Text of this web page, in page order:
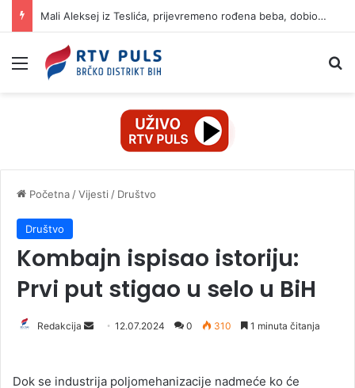
Mali Aleksej iz Teslića, prijevremeno rođena beba, dobio životnu bitku na UKC-u Srpske
Izbornik
Početna /Vijesti / Društvo
Društvo
Kombajn ispisao istoriju:
Prvi put stigao u selo u BiH
Redakcija
d
12.07.2024 0 310 1 minuta čitanja
Dok se industrija poljomehanizacije nadmeće ko će